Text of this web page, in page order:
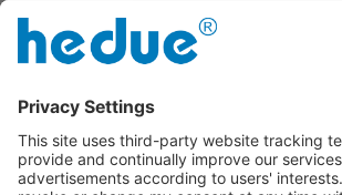
Artikelnummer
Klammer für Laser-